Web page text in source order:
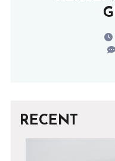
RECENT